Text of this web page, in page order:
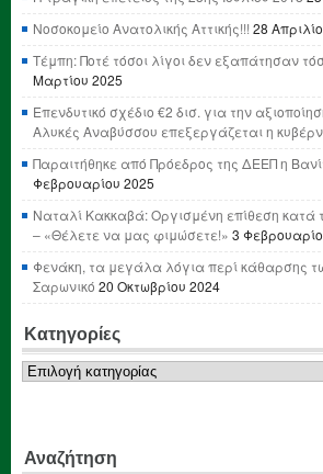
Νοσοκομείο Ανατολικής Αττικής!!! 28
Τέμπη: Ποτέ τόσοι λίγοι δεν εξαπάτησαν
Μαρτίου 2025
Επενδυτικό σχέδιο €2 δισ. για την
Αλυκές Αναβύσσου επεξεργάζεται η
Παραιτήθηκε από Πρόεδρος της ΔΕΕΠ η
Φεβρουαρίου 2025
Ναταλί Κακκαβά: Οργισμένη επίθεση κατά
– «Θέλετε να μας φιμώσετε!» 3
Φενάκη, τα μεγάλα λόγια περί κάθαρσης
Σαρωνικό 20 Οκτωβρίου 2024
Κατηγορίες
Κατηγορίες
Αναζήτηση